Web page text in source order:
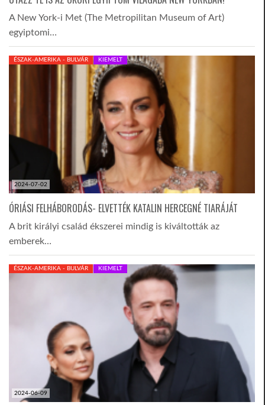
A New York-i Met (The Metropilitan Museum of Art)
egyiptomi…
2024-07-02
ÉSZAK-AMERIKA - BULVÁR KIEMELT
ÓRIÁSI FELHÁBORODÁS- ELVETTÉK KATALIN HERCEGNÉ TIARÁJÁT
A brit királyi család ékszerei mindig is kiváltották az
emberek…
2024-06-09
ÉSZAK-AMERIKA - BULVÁR KIEMELT